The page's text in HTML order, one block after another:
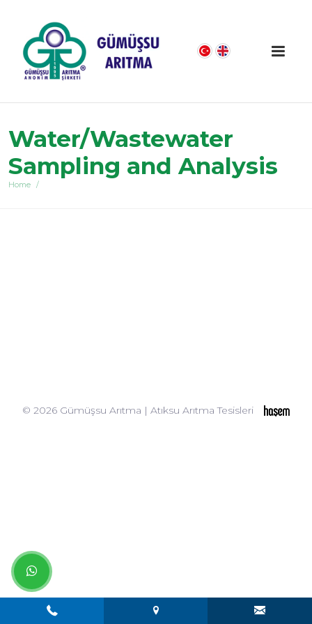
Water/Wastewater
Sampling and Analysis
Home
© 2026 Gümüşsu Arıtma | Atıksu Arıtma Tesisleri